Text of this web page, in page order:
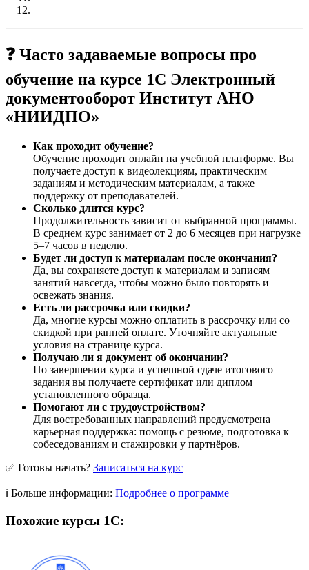
❓ Часто задаваемые вопросы про
обучение на курсе 1С Электронный
документооборот Институт АНО
«НИИДПО»
Как проходит обучение?
Обучение проходит онлайн на учебной платформе. Вы
получаете доступ к видеолекциям, практическим
заданиям и методическим материалам, а также
поддержку от преподавателей.
Сколько длится курс?
Продолжительность зависит от выбранной программы.
В среднем курс занимает от 2 до 6 месяцев при нагрузке
5–7 часов в неделю.
Будет ли доступ к материалам после окончания?
Да, вы сохраняете доступ к материалам и записям
занятий навсегда, чтобы можно было повторять и
освежать знания.
Есть ли рассрочка или скидки?
Да, многие курсы можно оплатить в рассрочку или со
скидкой при ранней оплате. Уточняйте актуальные
условия на странице курса.
Получаю ли я документ об окончании?
По завершении курса и успешной сдаче итогового
задания вы получаете сертификат или диплом
установленного образца.
Помогают ли с трудоустройством?
Для востребованных направлений предусмотрена
карьерная поддержка: помощь с резюме, подготовка к
собеседованиям и стажировки у партнёров.
✅ Готовы начать? Записаться на курс
ℹ️ Больше информации: Подробнее о программе
Похожие курсы 1С: